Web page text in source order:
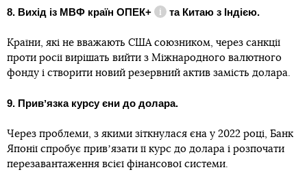
8. Вихід із МВФ країн ОПЕК+
Довідка
та Китаю з Індією.
Країни, які не вважають США союзником, через санкції
проти росії вирішать вийти з Міжнародного валютного
фонду і створити новий резервний актив замість долара.
9. Привʼязка курсу єни до долара.
Через проблеми, з якими зіткнулася єна у 2022 році, Банк
Японії спробує привʼязати її курс до долара і розпочати
перезавантаження всієї фінансової системи.